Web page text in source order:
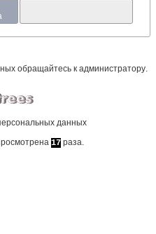
обращайтесь к администратору.
данных
17раза.